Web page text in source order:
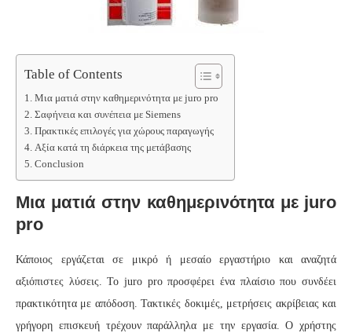
Table of Contents
Μια ματιά στην καθημερινότητα με juro pro
Σαφήνεια και συνέπεια με Siemens
Πρακτικές επιλογές για χώρους παραγωγής
Αξία κατά τη διάρκεια της μετάβασης
Conclusion
Μια ματιά στην καθημερινότητα με juro
pro
Κάποιος εργάζεται σε μικρό ή μεσαίο εργαστήριο και αναζητά
αξιόπιστες λύσεις. Το juro pro προσφέρει ένα πλαίσιο που συνδέει
πρακτικότητα με απόδοση. Τακτικές δοκιμές, μετρήσεις ακρίβειας και
γρήγορη επισκευή τρέχουν παράλληλα με την εργασία. Ο χρήστης